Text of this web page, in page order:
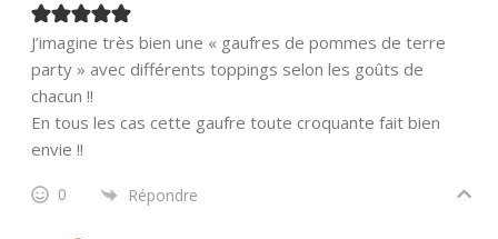
J’imagine très bien une « gaufres de pommes de terre
party » avec différents toppings selon les goûts de
chacun !!
En tous les cas cette gaufre toute croquante fait bien
envie !!
0 Répondre